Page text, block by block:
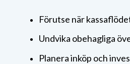
Förutse när
Undvika obehagliga
Planera inköp och